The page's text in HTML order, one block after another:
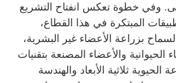
وفي خطوة تعكس انفتاح التشريع
المبتكرة في هذا القطاع،
بزراعة الأعضاء غير البشرية،
الحيوانية والأعضاء المصنعة بتقنيات
الحيوية ثلاثية الأبعاد والهندسة